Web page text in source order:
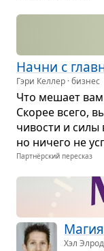
Начни с
Гэри Келлер · бизнес
Что мешает
Ско­рее всего,
чи­во­сти и силы
но ничего не
Партнёрский пересказ
Хэл